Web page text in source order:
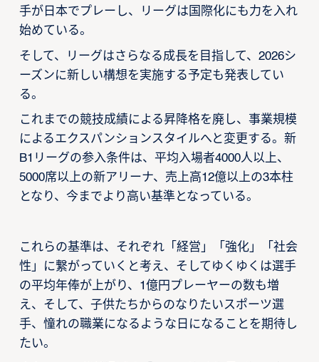
手が日本でプレーし、リーグは国際化にも力を入れ
始めている。
そして、リーグはさらなる成長を目指して、2026シ
ーズンに新しい構想を実施する予定も発表してい
る。
これまでの競技成績による昇降格を廃し、事業規模
によるエクスパンションスタイルへと変更する。新
B1リーグの参入条件は、平均入場者4000人以上、
5000席以上の新アリーナ、売上高12億以上の3本柱
となり、今までより高い基準となっている。
これらの基準は、それぞれ「経営」「強化」「社会
性」に繋がっていくと考え、そしてゆくゆくは選手
の平均年俸が上がり、1億円プレーヤーの数も増
え、そして、子供たちからのなりたいスポーツ選
手、憧れの職業になるような日になることを期待し
たい。